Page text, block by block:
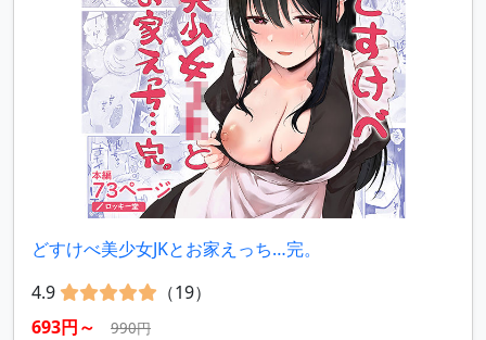
どすけべ美少女JKとお家えっち…完。
4.9
（19）
693円～
990円